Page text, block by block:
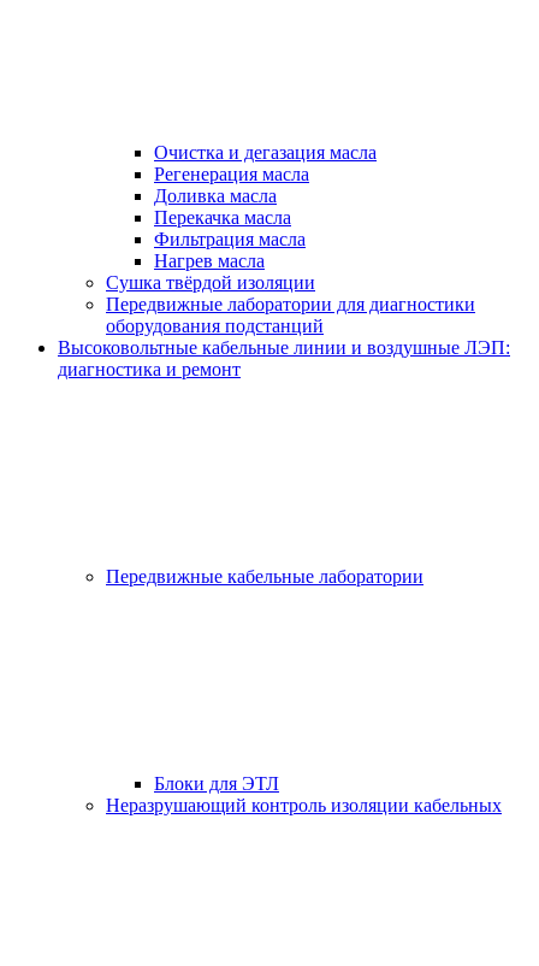
Очистка и дегазация масла
Регенерация масла
Доливка масла
Перекачка масла
Фильтрация масла
Нагрев масла
Сушка твёрдой изоляции
Передвижные лаборатории для диагностики
оборудования подстанций
Высоковольтные кабельные линии и воздушные ЛЭП:
диагностика и ремонт
Передвижные кабельные лаборатории
Блоки для ЭТЛ
Неразрушающий контроль изоляции кабельных